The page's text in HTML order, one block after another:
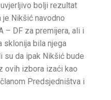
bolji rezultat
je Nikšić navodno
– DF za premijera, ali i
sklonija bila njega
su da ipak Nikšić bude
ovih izbora izaći kao
Predsjedništva i